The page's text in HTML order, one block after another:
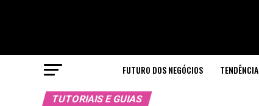
FUTURO DOS NEGÓCIOS
TUTORIAIS E GUIAS